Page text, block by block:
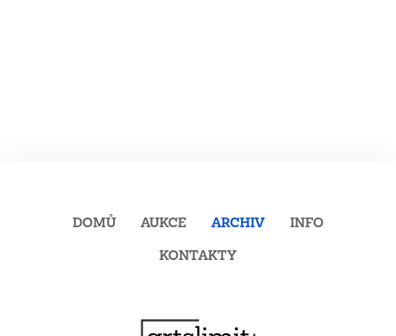
DOMŮ AUKCE ARCHIV
INFO
KONTAKTY